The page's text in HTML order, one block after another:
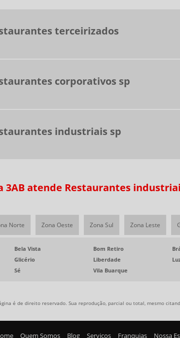
terceirizados
corporativos sp
industriais sp
3AB atende Restaurantes
Norte Zona Oeste Zona Sul Zona Leste
Bela Vista Bom Retiro
Glicério Liberdade
Sé Vila Buarque
é de direito reservado. Sua reprodução, parcial ou total, mesmo
Quem Somos Blog Serviços Franquias Nossa